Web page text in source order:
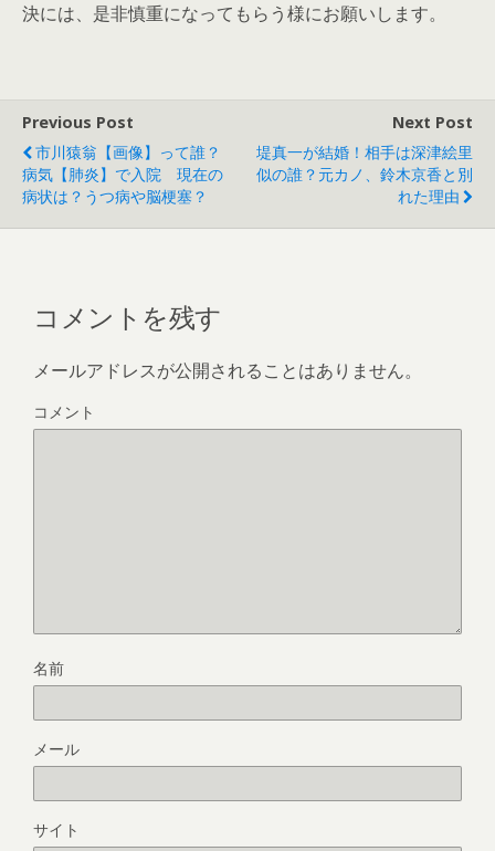
決には、是非慎重になってもらう様にお願いします。
Previous Post
市川猿翁【画像】って誰？
病気【肺炎】で入院 現在の
病状は？うつ病や脳梗塞？
Next Post
堤真一が結婚！相手は深津絵里
似の誰？元カノ、鈴木京香と別
れた理由
コメントを残す
メールアドレスが公開されることはありません。
コメント
名前
メール
サイト